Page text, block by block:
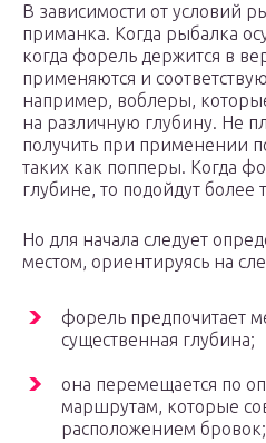
В зависимости от условий
приманка. Когда рыбалка
когда форель держится в
применяются и
например, воблеры,
на различную глубину. Не
получить при применении
таких как попперы. Когда
глубине, то подойдут
Но для начала следует
местом, ориентируясь на
форель предпочитает
существенная глубина;
она перемещается по
маршрутам, которые
расположением бровок;